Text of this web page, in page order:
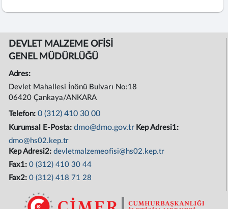
DEVLET MALZEME OFİSİ
GENEL MÜDÜRLÜĞÜ
Adres:
Devlet Mahallesi İnönü Bulvarı No:18
06420 Çankaya/ANKARA
Telefon:0 (312) 410 30 00
Kurumsal E-Posta:dmo@dmo.gov.tr Kep Adresi1:
dmo@hs02.kep.tr
Kep Adresi2:devletmalzemeofisi@hs02.kep.tr
Fax1:0 (312) 410 30 44
Fax2:0 (312) 418 71 28